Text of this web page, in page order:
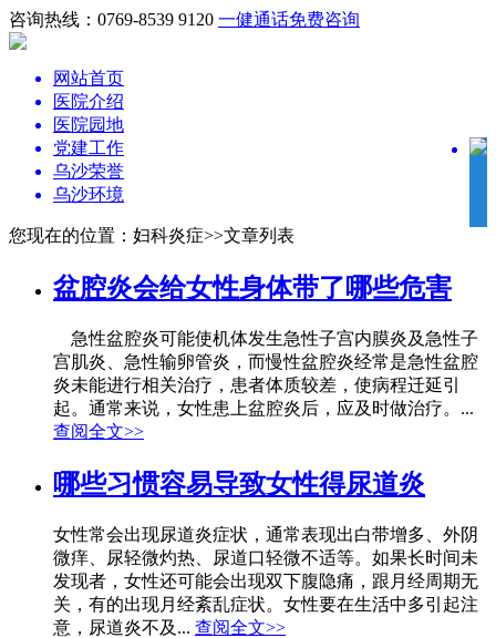
咨询热线：0769-8539 9120 一健通话免费咨询
网站首页
医院介绍
医院园地
党建工作
乌沙荣誉
乌沙环境
您现在的位置：妇科炎症>>文章列表
盆腔炎会给女性身体带了哪些危害
急性盆腔炎可能使机体发生急性子宫内膜炎及急性子
宫肌炎、急性输卵管炎，而慢性盆腔炎经常是急性盆腔
炎未能进行相关治疗，患者体质较差，使病程迁延引
起。通常来说，女性患上盆腔炎后，应及时做治疗。...
查阅全文>>
哪些习惯容易导致女性得尿道炎
女性常会出现尿道炎症状，通常表现出白带增多、外阴
微痒、尿轻微灼热、尿道口轻微不适等。如果长时间未
发现者，女性还可能会出现双下腹隐痛，跟月经周期无
关，有的出现月经紊乱症状。女性要在生活中多引起注
意，尿道炎不及... 查阅全文>>